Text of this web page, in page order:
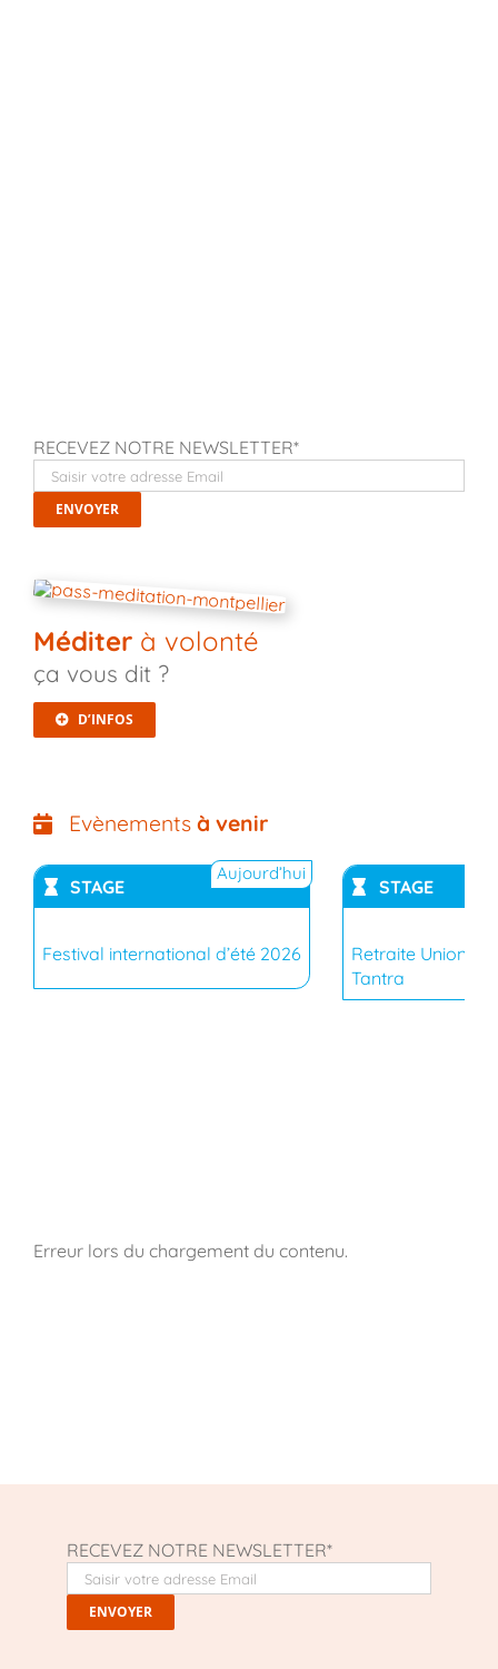
RECEVEZ NOTRE NEWSLETTER*
Méditerà volonté
ça vous dit ?
D’INFOS
Evènements à venir
STAGE
Aujourd’hui
Festival international d’été 2026
STAGE
Retraite Union
Tantra
Erreur lors du chargement du contenu.
RECEVEZ NOTRE NEWSLETTER*